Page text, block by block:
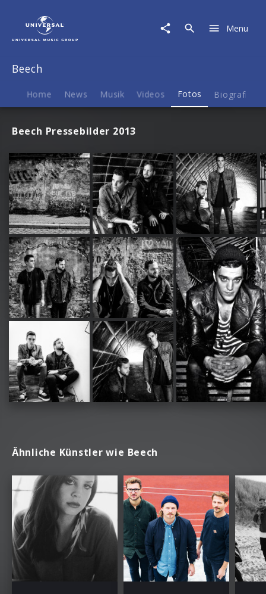
Menu
Beech
Home News Musik Videos Fotos Biografie
Beech Pressebilder 2013
Ähnliche Künstler wie Beech